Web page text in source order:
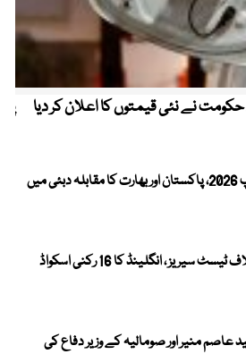
حکومت نے نئی قیمتوں کا اعلان کر دیا
ویمنز ایشیا کپ 2026، پاکستان اور بھارت کا مقابلہ دبئی میں
پاکستان کیخلاف ٹیسٹ سیریز ، انگلینڈ کا 16 رکنی اسکواڈ
عاصم منیر اور صومالیہ کے وزیر دفاع کی